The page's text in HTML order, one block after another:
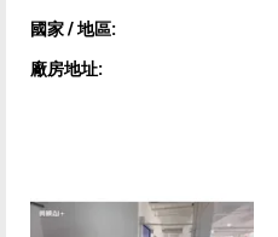
國家 / 地區:
廠房地址: